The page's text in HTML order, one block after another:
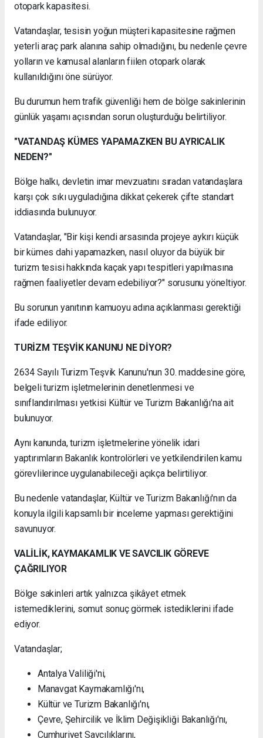
otopark kapasitesi.
Vatandaşlar, tesisin yoğun müşteri kapasitesine rağmen
yeterli araç park alanına sahip olmadığını, bu nedenle çevre
yolların ve kamusal alanların fiilen otopark olarak
kullanıldığını öne sürüyor.
Bu durumun hem trafik güvenliği hem de bölge sakinlerinin
günlük yaşamı açısından sorun oluşturduğu belirtiliyor.
"VATANDAŞ KÜMES YAPAMAZKEN BU AYRICALIK
NEDEN?"
Bölge halkı, devletin imar mevzuatını sıradan vatandaşlara
karşı çok sıkı uyguladığına dikkat çekerek çifte standart
iddiasında bulunuyor.
Vatandaşlar, "Bir kişi kendi arsasında projeye aykırı küçük
bir kümes dahi yapamazken, nasıl oluyor da büyük bir
turizm tesisi hakkında kaçak yapı tespitleri yapılmasına
rağmen faaliyetler devam edebiliyor?" sorusunu yöneltiyor.
Bu sorunun yanıtının kamuoyu adına açıklanması gerektiği
ifade ediliyor.
TURİZM TEŞVİK KANUNU NE DİYOR?
2634 Sayılı Turizm Teşvik Kanunu'nun 30. maddesine göre,
belgeli turizm işletmelerinin denetlenmesi ve
sınıflandırılması yetkisi Kültür ve Turizm Bakanlığı'na ait
bulunuyor.
Aynı kanunda, turizm işletmelerine yönelik idari
yaptırımların Bakanlık kontrolörleri ve yetkilendirilen kamu
görevlilerince uygulanabileceği açıkça belirtiliyor.
Bu nedenle vatandaşlar, Kültür ve Turizm Bakanlığı'nın da
konuyla ilgili kapsamlı bir inceleme yapması gerektiğini
savunuyor.
VALİLİK, KAYMAKAMLIK VE SAVCILIK GÖREVE
ÇAĞRILIYOR
Bölge sakinleri artık yalnızca şikâyet etmek
istemediklerini, somut sonuç görmek istediklerini ifade
ediyor.
Vatandaşlar;
Antalya Valiliği'ni,
Manavgat Kaymakamlığı'nı,
Kültür ve Turizm Bakanlığı'nı,
Çevre, Şehircilik ve İklim Değişikliği Bakanlığı'nı,
Cumhuriyet Savcılıklarını,